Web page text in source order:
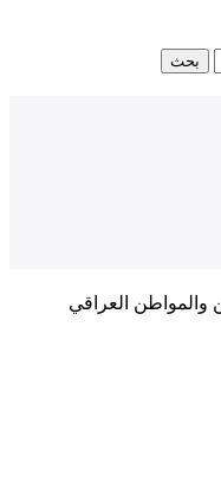
العراقي